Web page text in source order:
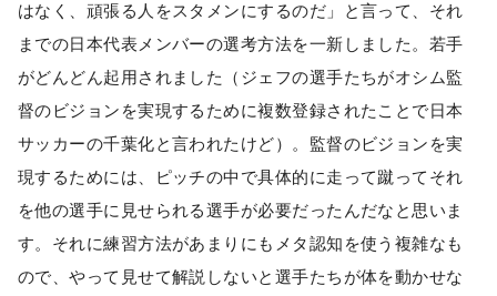
はなく、頑張る人をスタメンにするのだ」と言って、それ
までの日本代表メンバーの選考方法を一新しました。若手
がどんどん起用されました（ジェフの選手たちがオシム監
督のビジョンを実現するために複数登録されたことで日本
サッカーの千葉化と言われたけど）。監督のビジョンを実
現するためには、ピッチの中で具体的に走って蹴ってそれ
を他の選手に見せられる選手が必要だったんだなと思いま
す。それに練習方法があまりにもメタ認知を使う複雑なも
ので、やって見せて解説しないと選手たちが体を動かせな